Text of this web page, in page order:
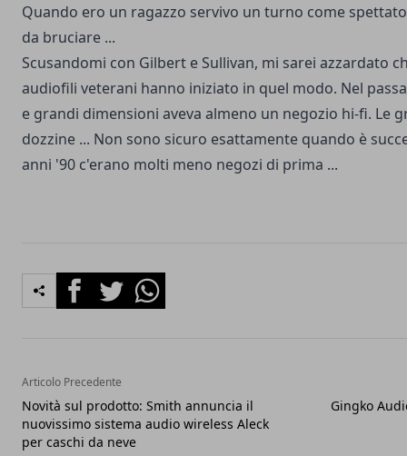
Quando ero un ragazzo servivo un turno come
da bruciare ...
Scusandomi con Gilbert e Sullivan, mi sarei azzardato
audiofili veterani hanno iniziato in quel modo. Nel
e grandi dimensioni aveva almeno un negozio hi-fi. Le
dozzine ... Non sono sicuro esattamente quando è
anni '90 c'erano molti meno negozi di prima ...
FacebookTwitterWhatsapp
Articolo Precedente
Novità sul prodotto: Smith annuncia il
nuovissimo sistema audio wireless Aleck
per caschi da neve
Gingko